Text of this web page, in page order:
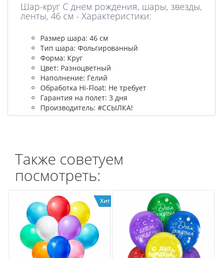
Шар-круг С днем рождения, шары, звезды,
ленты, 46 см - Характеристики:
Размер шара: 46 см
Тип шара: Фольгированный
Форма: Круг
Цвет: Разноцветный
Наполнение: Гелий
Обработка Hi-Float: Не требует
Гарантия на полет: 3 дня
Производитель: #ССЫЛКА!
Также советуем
посмотреть:
Хит